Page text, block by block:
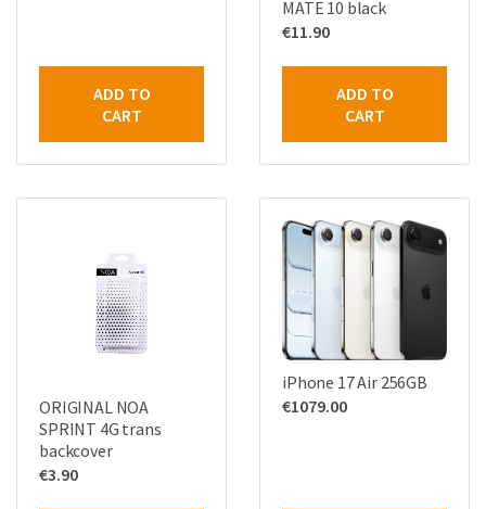
ADD TO
CART
MATE 10 black
€11.90
ADD TO
CART
ORIGINAL NOA
SPRINT 4G trans
backcover
€3.90
iPhone 17 Air 256GB
€1079.00